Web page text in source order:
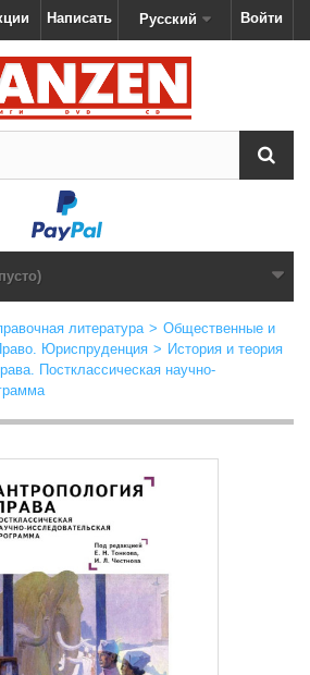
Войти
Русский
Написать
литература > Общественные и
Юриспруденция > История и теория
Постклассическая научно-